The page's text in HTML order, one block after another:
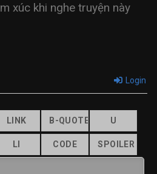
xúc khi nghe truyện này
Login